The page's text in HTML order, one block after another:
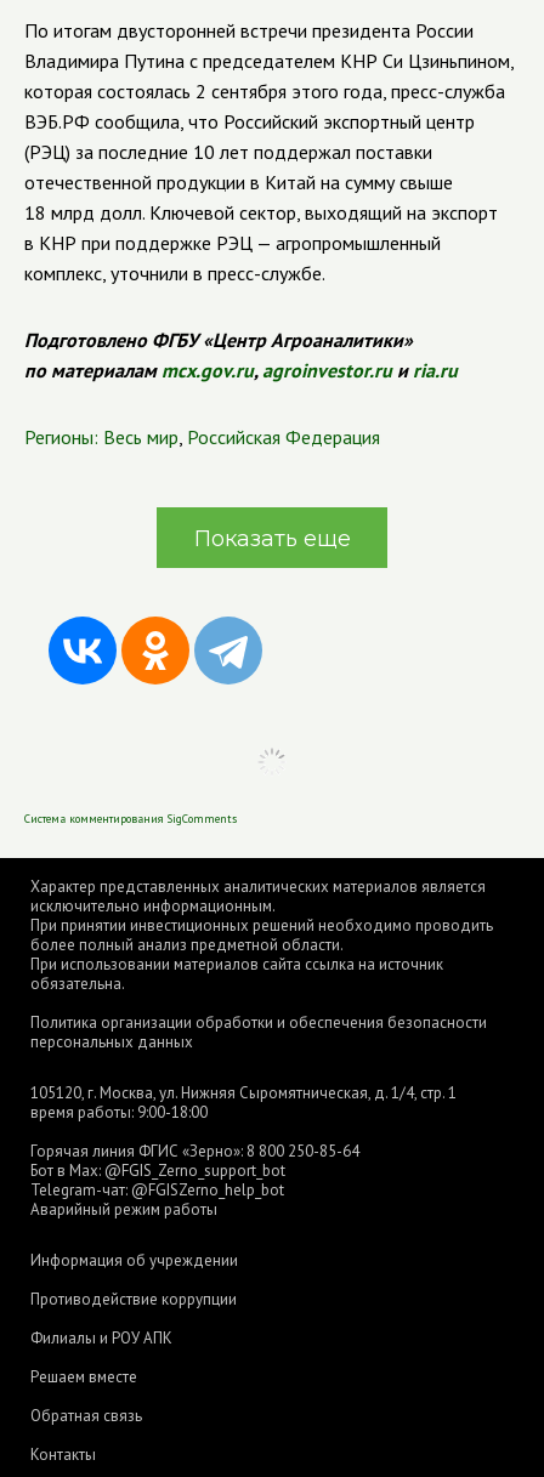
По итогам двусторонней встречи президента России
Владимира Путина с председателем КНР Си Цзиньпином,
которая состоялась 2 сентября этого года, пресс-служба
ВЭБ.РФ сообщила, что Российский экспортный центр
(РЭЦ) за последние 10 лет поддержал поставки
отечественной продукции в Китай на сумму свыше
18 млрд долл. Ключевой сектор, выходящий на экспорт
в КНР при поддержке РЭЦ — агропромышленный
комплекс, уточнили в пресс-службе.
Подготовлено ФГБУ «Центр Агроаналитики»
по материалам mcx.gov.ru,agroinvestor.ruи ria.ru
Регионы: Весь мир, Российская Федерация
Показать еще
Характер представленных аналитических материалов является
исключительно информационным.
При принятии инвестиционных решений необходимо проводить
более полный анализ предметной области.
При использовании материалов сайта ссылка на источник
обязательна.
Политика организации обработки и обеспечения безопасности
персональных данных
105120, г. Москва, ул. Нижняя Сыромятническая, д. 1/4, стр. 1
время работы: 9:00-18:00
Горячая линия ФГИС «Зерно»: 8 800 250-85-64
Бот в Max: @FGIS_Zerno_support_bot
Telegram-чат: @FGISZerno_help_bot
Аварийный режим работы
Информация об учреждении
Противодействие коррупции
Филиалы и РОУ АПК
Решаем вместе
Обратная связь
Контакты